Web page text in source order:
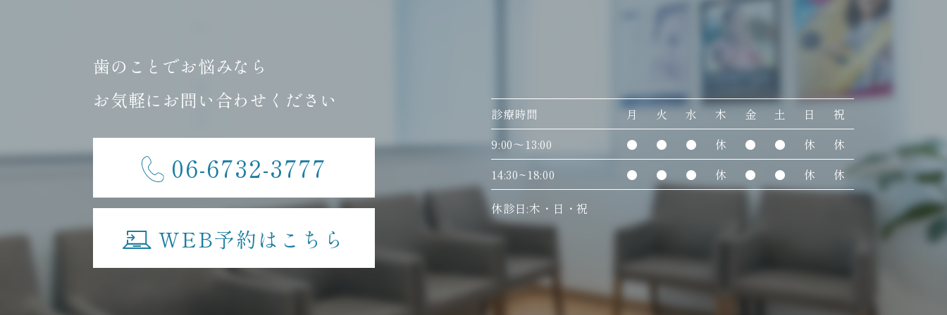
歯のことでお悩みなら
お気軽にお問い合わせください
06-6732-3777
WEB予約はこちら
診療時間 月 火 水 木 金 土 日
祝
9:00〜13:00
● ● ● 休 ● ● 休
休
14:30~18:00
● ● ● 休 ● ● 休
休
休診日:木・日・祝